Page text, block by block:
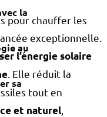
la
au
sa
pour chauffer les
exceptionnelle.
l’énergie solaire
. Elle réduit la
tout en
et naturel